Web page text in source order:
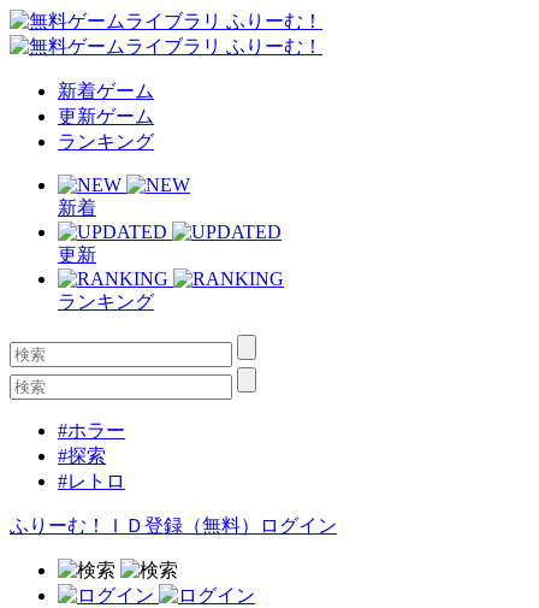
新着ゲーム
更新ゲーム
ランキング
新着
更新
ランキング
#ホラー
#探索
#レトロ
ふりーむ！ＩＤ登録（無料） ログイン